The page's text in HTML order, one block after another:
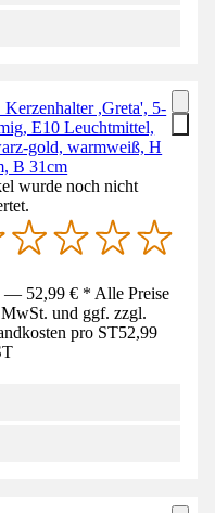
,Greta', 5-
E10 Leuchtmittel,
gold, warmweiß, H
B 31cm
wurde noch nicht
— 52,99 € * Alle Preise
und ggf. zzgl.
pro ST52,99